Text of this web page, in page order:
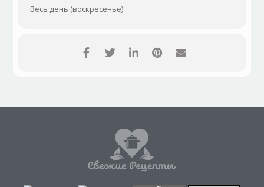
Весь день (воскресенье)